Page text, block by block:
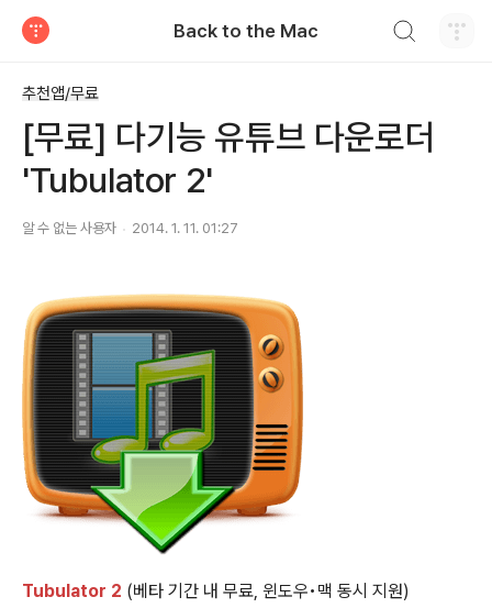
Back to the Mac
추천앱/무료
[무료] 다기능 유튜브 다운로더
'Tubulator 2'
알 수 없는 사용자 2014. 1. 11. 01:27
Tubulator 2 (베타 기간 내 무료, 윈도우•맥 동시 지원)